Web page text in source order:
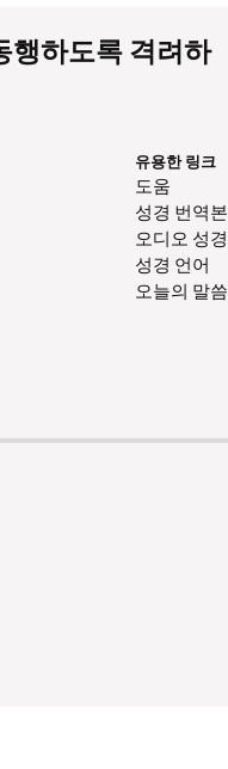
행하도록 격려하
유용한 링크
도움
성경 번역본
오디오 성경
성경 언어
오늘의 말씀